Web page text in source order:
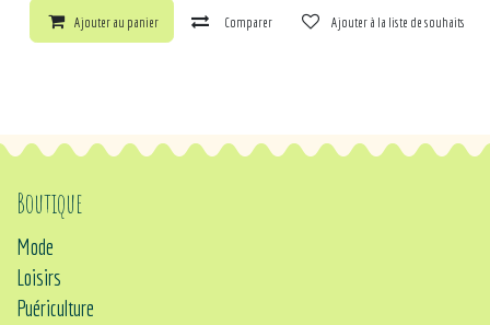
Ajouter au panier Comparer Ajouter à la liste de souhaits
Boutique
Mode
Loisirs
Puériculture